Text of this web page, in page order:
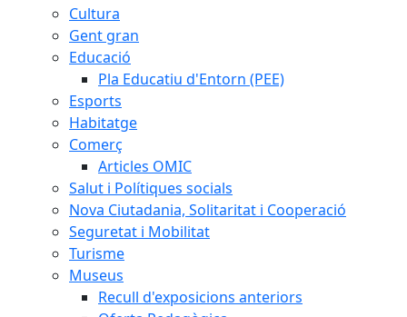
Cultura
Gent gran
Educació
Pla Educatiu d'Entorn (PEE)
Esports
Habitatge
Comerç
Articles OMIC
Salut i Polítiques socials
Nova Ciutadania, Solitaritat i Cooperació
Seguretat i Mobilitat
Turisme
Museus
Recull d'exposicions anteriors